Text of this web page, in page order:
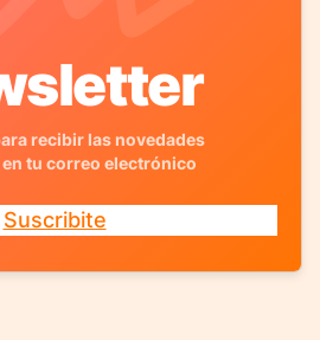
recibir las novedades
tu correo electrónico
Suscribite